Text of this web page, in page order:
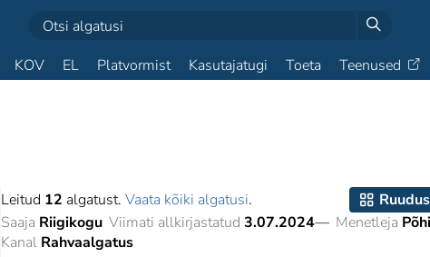
KOV EL Platvormist Kasutajatugi Toeta Teenused
Leitud 12 algatust. Vaata kõiki algatusi.
Saaja Riigikogu Viimati allkirjastatud 3.07.2024— Menetleja
Kanal Rahvaalgatus